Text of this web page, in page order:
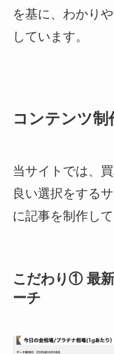
を基に、わかり
しています。
コンテンツ制
当サイトでは、
良い選択をする
に記事を制作して
こだわり① 最
ーチ